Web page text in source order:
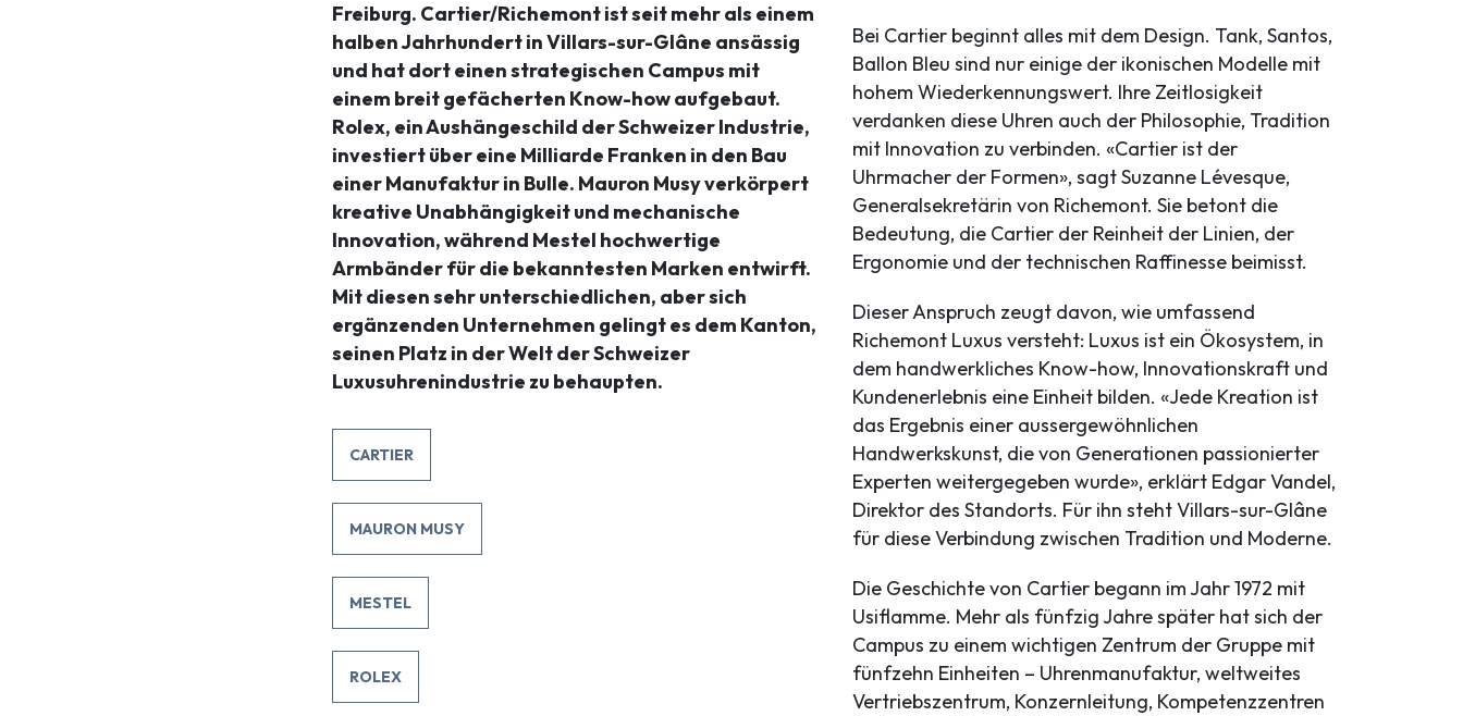
Freiburg. Cartier/Richemont ist seit mehr als einem
halben Jahrhundert in Villars-sur-Glâne ansässig
und hat dort einen strategischen Campus mit
einem breit gefächerten Know-how aufgebaut.
Rolex, ein Aushängeschild der Schweizer Industrie,
investiert über eine Milliarde Franken in den Bau
einer Manufaktur in Bulle. Mauron Musy verkörpert
kreative Unabhängigkeit und mechanische
Innovation, während Mestel hochwertige
Armbänder für die bekanntesten Marken entwirft.
Mit diesen sehr unterschiedlichen, aber sich
ergänzenden Unternehmen gelingt es dem Kanton,
seinen Platz in der Welt der Schweizer
Luxusuhrenindustrie zu behaupten.
CARTIER
MAURON MUSY
MESTEL
ROLEX
Bei Cartier beginnt alles mit dem Design. Tank, Santos,
Ballon Bleu sind nur einige der ikonischen Modelle mit
hohem Wiederkennungswert. Ihre Zeitlosigkeit
verdanken diese Uhren auch der Philosophie, Tradition
mit Innovation zu verbinden. «Cartier ist der
Uhrmacher der Formen», sagt Suzanne Lévesque,
Generalsekretärin von Richemont. Sie betont die
Bedeutung, die Cartier der Reinheit der Linien, der
Ergonomie und der technischen Raffinesse beimisst.
Dieser Anspruch zeugt davon, wie umfassend
Richemont Luxus versteht: Luxus ist ein Ökosystem, in
dem handwerkliches Know-how, Innovationskraft und
Kundenerlebnis eine Einheit bilden. «Jede Kreation ist
das Ergebnis einer aussergewöhnlichen
Handwerkskunst, die von Generationen passionierter
Experten weitergegeben wurde», erklärt Edgar Vandel,
Direktor des Standorts. Für ihn steht Villars-sur-Glâne
für diese Verbindung zwischen Tradition und Moderne.
Die Geschichte von Cartier begann im Jahr 1972 mit
Usiflamme. Mehr als fünfzig Jahre später hat sich der
Campus zu einem wichtigen Zentrum der Gruppe mit
fünfzehn Einheiten – Uhrenmanufaktur, weltweites
Vertriebszentrum, Konzernleitung, Kompetenzzentren